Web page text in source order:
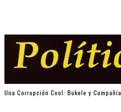
Una Corrupción Cool: Bukele y Compañía